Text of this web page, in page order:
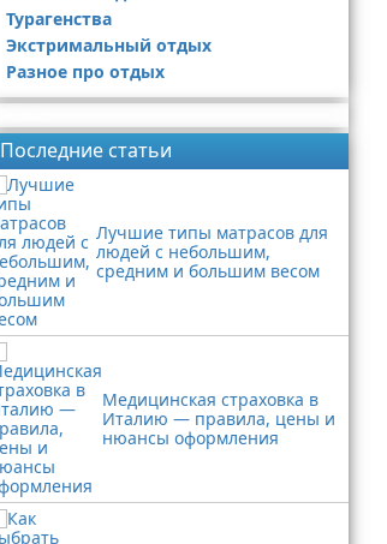
Турагенства
Экстримальный отдых
Разное про отдых
Последние статьи
Лучшие типы матрасов для
людей с небольшим,
средним и большим весом
Медицинская страховка в
Италию — правила, цены и
нюансы оформления